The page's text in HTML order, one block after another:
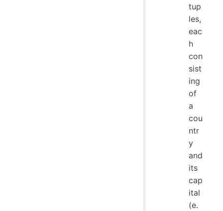
tup
les,
eac
h
con
sist
ing
of
a
cou
ntr
y
and
its
cap
ital
(e.